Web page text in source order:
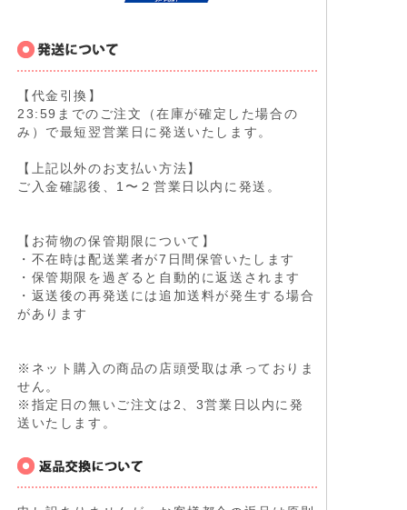
【代金引換】
23:59までのご注文（在庫が確定した場合の
み）で最短翌営業日に発送いたします。
【上記以外のお支払い方法】
ご入金確認後、1〜２営業日以内に発送。
【お荷物の保管期限について】
・不在時は配送業者が7日間保管いたします
・保管期限を過ぎると自動的に返送されます
・返送後の再発送には追加送料が発生する場合
があります
※ネット購入の商品の店頭受取は承っておりま
せん。
※指定日の無いご注文は2、3営業日以内に発
送いたします。